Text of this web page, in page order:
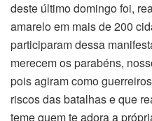
deste último domingo foi,
amarelo em mais de 200
participaram dessa
merecem os parabéns,
pois agiram como
riscos das batalhas e que
teme quem te adora a